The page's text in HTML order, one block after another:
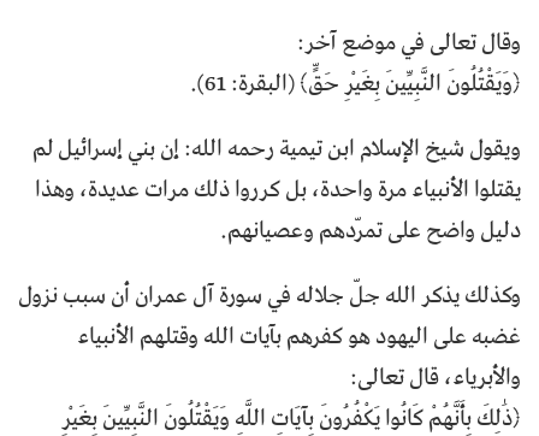
وقال تعالى في موضع آخر:
﴿وَيَقْتُلُونَ النَّبِيِّينَ بِغَيْرِ حَقٍّ﴾ (البقرة: 61).
ويقول شيخ الإسلام ابن تيمية رحمه الله: إن بني إسرائيل لم
يقتلوا الأنبياء مرة واحدة، بل كرروا ذلك مرات عديدة، وهذا
دليل واضح على تمرّدهم وعصيانهم.
وكذلك يذكر الله جلّ جلاله في سورة آل عمران أن سبب نزول
غضبه على اليهود هو كفرهم بآيات الله وقتلهم الأنبياء
والأبرياء، قال تعالى:
﴿ذَٰلِكَ بِأَنَّهُمْ كَانُوا يَكْفُرُونَ بِآيَاتِ اللَّهِ وَيَقْتُلُونَ النَّبِيِّينَ بِغَيْرِ